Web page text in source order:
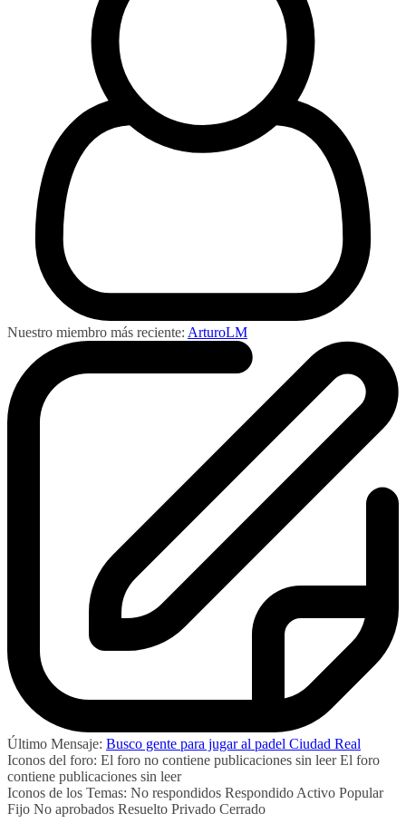
Nuestro miembro más reciente: ArturoLM
Último Mensaje: Busco gente para jugar al padel Ciudad Real
Iconos del foro: El foro no contiene publicaciones sin leer El foro
contiene publicaciones sin leer
Iconos de los Temas: No respondidos Respondido Activo Popular
Fijo No aprobados Resuelto Privado Cerrado